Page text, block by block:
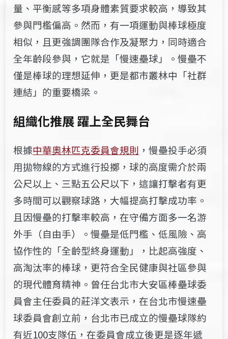
量、平衡感等多項身體素質要求較高，導致其
參與門檻偏高。然而，有一項運動與棒球極度
相似，且更強調團隊合作及凝聚力，同時適合
全年齡段參與，它就是「慢速壘球」。慢壘不
僅是棒球的理想延伸，更是都市叢林中「社群
連結」的重要橋梁。
組織化推展 躍上全民舞台
根據中華奧林匹克委員會規則 ，慢壘投手必須
用拋物線的方式進行投擲，球的高度需介於兩
公尺以上、三點五公尺以下，這讓打擊者有更
多時間可以觀察球路，大幅提高打擊成功率。
且因慢壘的打擊率較高，在守備方面多一名游
外手（自由手）。慢壘是低門檻、低風險、高
協作性的「全齡型終身運動」，比起高強度、
高淘汰率的棒球，更符合全民健康與社區參與
的現代體育精神。曾任台北市大安區棒壘球委
員會主任委員的莊洋文表示，在台北市慢速壘
球委員會創立前，台北市已成立的慢壘球隊約
有近100支隊伍，在委員會成立後更是逐年遞